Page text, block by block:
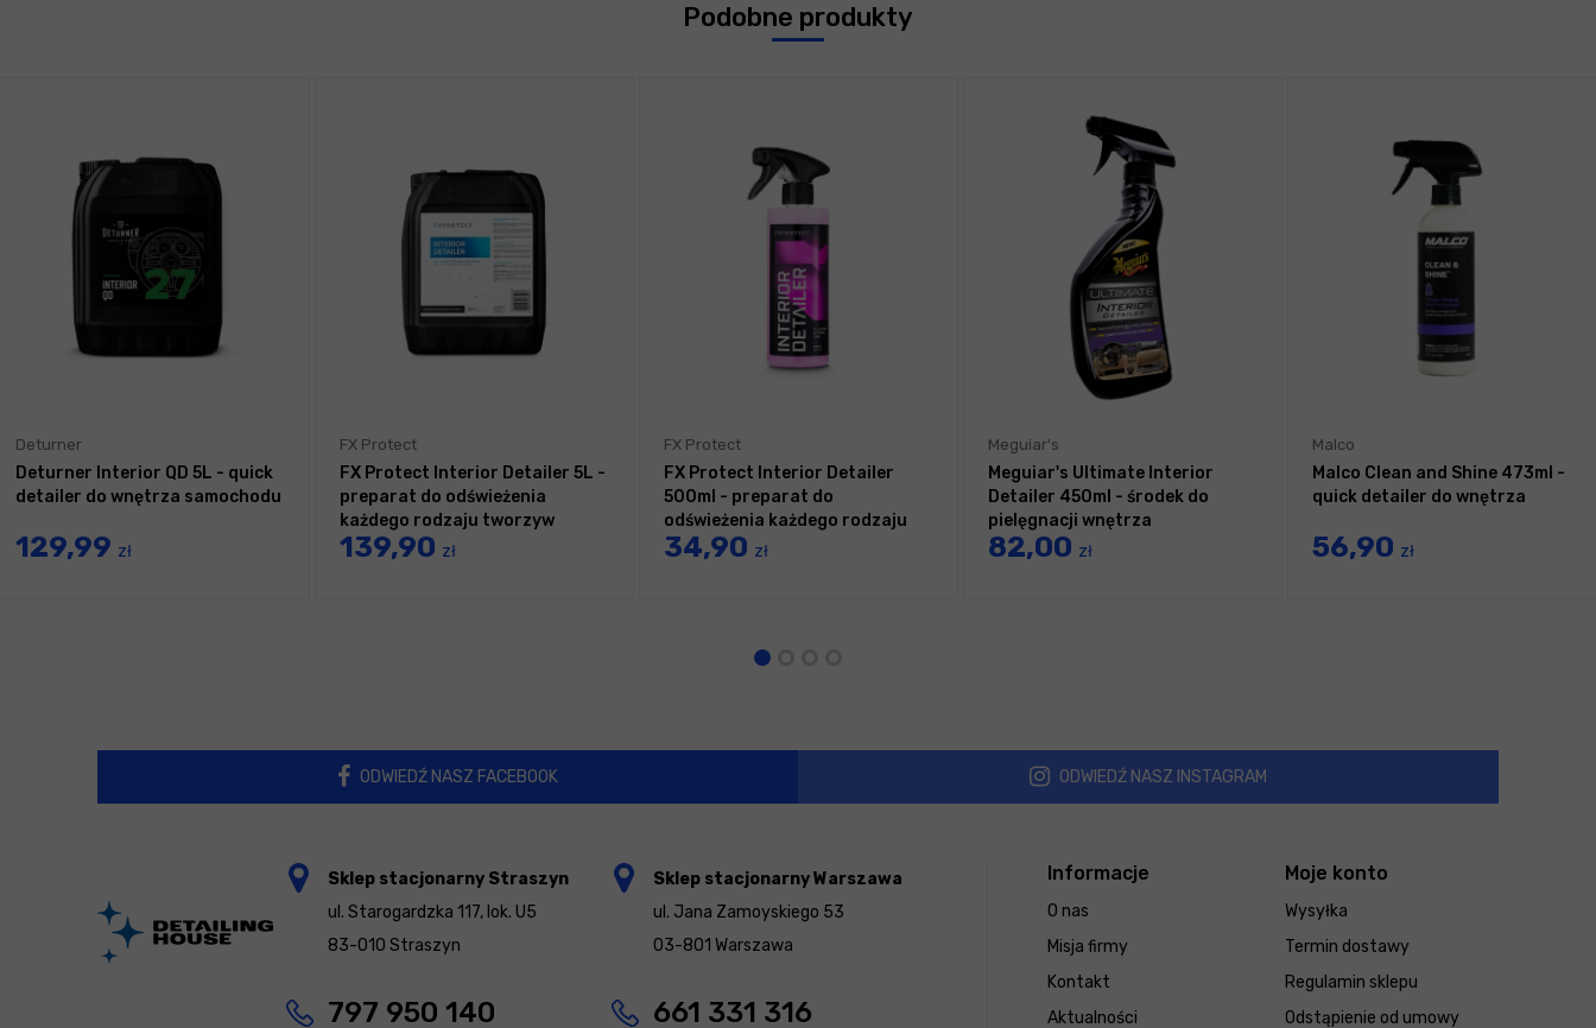
Podobne produkty
Deturner
Deturner Interior QD 5L - quick
detailer do wnętrza samochodu
129,99 zł
FX Protect
FX Protect Interior Detailer 5L -
preparat do odświeżenia
każdego rodzaju tworzyw
wewnętrznych
139,90 zł
FX Protect
FX Protect Interior Detailer
500ml - preparat do
odświeżenia każdego rodzaju
tworzyw wewnętrznych
34,90 zł
Meguiar's
Meguiar's Ultimate Interior
Detailer 450ml - środek do
pielęgnacji wnętrza
82,00 zł
Malco
Malco Clean and Shine 473ml -
quick detailer do wnętrza
56,90 zł
ODWIEDŹ NASZ FACEBOOK ODWIEDŹ NASZ INSTAGRAM
Informacje
O nas
Misja firmy
Kontakt
Aktualności
Moje konto
Wysyłka
Termin dostawy
Regulamin sklepu
Odstąpienie od umowy
Sklep stacjonarny Straszyn
ul. Starogardzka 117, lok. U5
83-010 Straszyn
797 950 140
Sklep stacjonarny Warszawa
ul. Jana Zamoyskiego 53
03-801 Warszawa
661 331 316